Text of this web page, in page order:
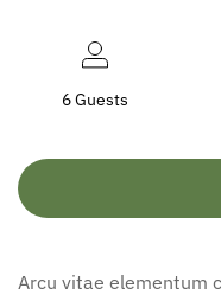
6 Guests
Arcu vitae elementum